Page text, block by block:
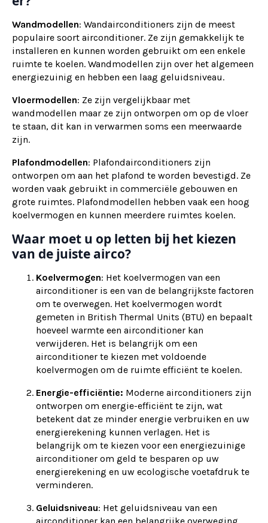
Wandmodellen: Wandairconditioners zijn de meest
populaire soort airconditioner. Ze zijn gemakkelijk te
installeren en kunnen worden gebruikt om een enkele
ruimte te koelen. Wandmodellen zijn over het algemeen
energiezuinig en hebben een laag geluidsniveau.
Vloermodellen: Ze zijn vergelijkbaar met
wandmodellen maar ze zijn ontworpen om op de vloer
te staan, dit kan in verwarmen soms een meerwaarde
zijn.
Plafondmodellen: Plafondairconditioners zijn
ontworpen om aan het plafond te worden bevestigd. Ze
worden vaak gebruikt in commerciële gebouwen en
grote ruimtes. Plafondmodellen hebben vaak een hoog
koelvermogen en kunnen meerdere ruimtes koelen.
Waar moet u op letten bij het kiezen
van de juiste airco?
Koelvermogen: Het koelvermogen van een
airconditioner is een van de belangrijkste factoren
om te overwegen. Het koelvermogen wordt
gemeten in British Thermal Units (BTU) en bepaalt
hoeveel warmte een airconditioner kan
verwijderen. Het is belangrijk om een
airconditioner te kiezen met voldoende
koelvermogen om de ruimte efficiënt te koelen.
Energie-efficiëntie: Moderne airconditioners zijn
ontworpen om energie-efficiënt te zijn, wat
betekent dat ze minder energie verbruiken en uw
energierekening kunnen verlagen. Het is
belangrijk om te kiezen voor een energiezuinige
airconditioner om geld te besparen op uw
energierekening en uw ecologische voetafdruk te
verminderen.
Geluidsniveau: Het geluidsniveau van een